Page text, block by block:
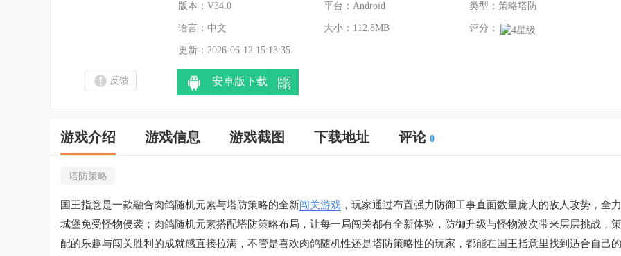
版本：V34.0 平台：Android 类型：策略塔防
语言：中文 大小：112.8MB 评分：
更新：2026-06-12 15:13:35
反馈 安卓版下载
游戏介绍 游戏信息 游戏截图 下载地址 评论 0
塔防策略
国王指意是一款融合肉鸽随机元素与塔防策略的全新闯关游戏 ，玩家通过布置强力防御工事直面数量庞大的敌人攻势，全
城堡免受怪物侵袭；肉鸽随机元素搭配塔防策略布局，让每一局闯关都有全新体验，防御升级与怪物波次带来层层挑战，
配的乐趣与闯关胜利的成就感直接拉满，不管是喜欢肉鸽随机性还是塔防策略性的玩家，都能在国王指意里找到适合自己